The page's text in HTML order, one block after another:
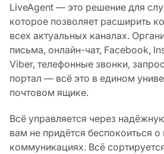
LiveAgent — это решение для
которое позволяет расширить
всех актуальных каналах.
письма, онлайн-чат, Facebook,
Viber, телефонные звонки,
портал — всё это в едином
почтовом ящике.
Всё управляется через
вам не придётся беспокоиться о
коммуникациях. Всё